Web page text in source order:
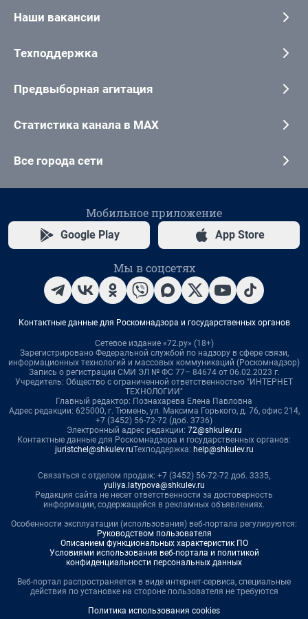
Наши вакансии
Техподдержка
Предвыборная агитация
Статистика канала в MAX
Все города сети
Мобильное приложение
Google Play App Store
Мы в соцсетях
Контактные данные для Роскомнадзора и государственных органов
Сетевое издание «72.ру» (18+)
Зарегистрировано Федеральной службой по надзору в сфере связи,
информационных технологий и массовых коммуникаций (Роскомнадзор)
Запись о регистрации СМИ ЭЛ № ФС 77– 84674 от 06.02.2023 г.
Учредитель: Общество с ограниченной ответственностью "ИНТЕРНЕТ
ТЕХНОЛОГИИ"
Главный редактор: Познахарева Елена Павловна
Адрес редакции: 625000, г. Тюмень, ул. Максима Горького, д. 76, офис 214,
+7 (3452) 56-72-72 (доб. 3736)
Электронный адрес редакции: 72@shkulev.ru
Контактные данные для Роскомнадзора и государственных органов:
juristchel@shkulev.ruТехподдержка: help@shkulev.ru
Связаться с отделом продаж: +7 (3452) 56-72-72 доб. 3335,
yuliya.latypova@shkulev.ru
Редакция сайта не несет ответственности за достоверность
информации, содержащейся в рекламных объявлениях.
Особенности эксплуатации (использования) веб-портала регулируются:
Руководством пользователя
Описанием функциональных характеристик ПО
Условиями использования веб-портала и политикой
конфиденциальности персональных данных
Веб-портал распространяется в виде интернет-сервиса, специальные
действия по установке на стороне пользователя не требуются
Политика использования cookies